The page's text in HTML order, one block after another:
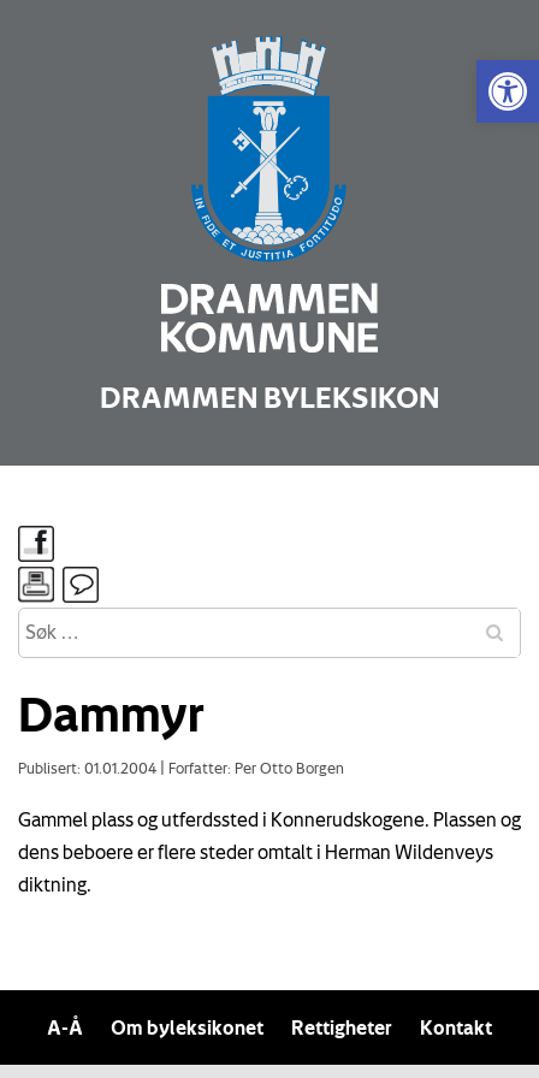
Vis
DRAMMEN BYLEKSIKON
Dammyr
Publisert: 01.01.2004 Forfatter: Per Otto Borgen
Gammel plass og utferdssted i Konnerudskogene. Plassen og
dens beboere er flere steder omtalt i Herman Wildenveys
diktning.
A-Å Om byleksikonet Rettigheter Kontakt